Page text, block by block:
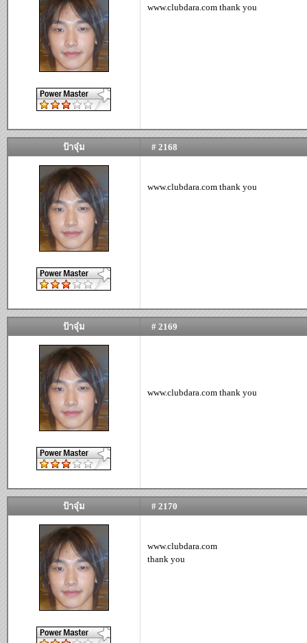
www.clubdara.com thank you
ป้าจุ๋ม # 2168
www.clubdara.com thank you
ป้าจุ๋ม # 2169
www.clubdara.com thank you
ป้าจุ๋ม # 2170
www.clubdara.com
thank you